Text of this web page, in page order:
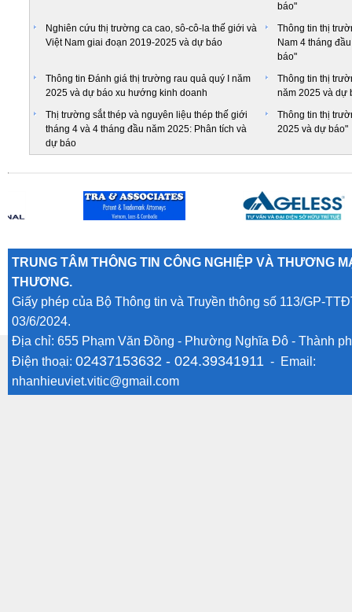
báo"
Nghiên cứu thị trường ca cao, sô-cô-la thế giới và
Việt Nam giai đoạn 2019-2025 và dự báo
Thông tin thị
Nam 4 tháng
báo"
Thông tin Đánh giá thị trường rau quả quý I năm
2025 và dự báo xu hướng kinh doanh
Thông tin thị
năm 2025 và dự
Thị trường sắt thép và nguyên liệu thép thế giới
tháng 4 và 4 tháng đầu năm 2025: Phân tích và
dự báo
Thông tin thị
2025 và dự báo"
TRUNG TÂM THÔNG TIN CÔNG NGHIỆP VÀ THƯƠNG
THƯƠNG.
Giấy phép của Bộ Thông tin và Truyền thông số 113/GP-
03/6/2024.
Địa chỉ: 655 Phạm Văn Đồng - Phường Nghĩa Đô - Thành
Điện thoại: 02437153632 - 024.39341911 - Email:
nhanhieuviet.vitic@gmail.com